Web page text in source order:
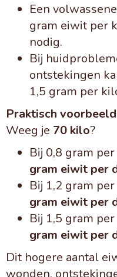
Een
gram eiwit per
nodig.
Bij
ontstekingen
1,5 gram per
Praktisch voorbeeld
Weeg je 70 kilo?
Bij 0,8 gram
gram eiwit per
Bij 1,2 gram
gram eiwit per
Bij 1,5 gram
gram eiwit per
Dit hogere aantal
wonden,